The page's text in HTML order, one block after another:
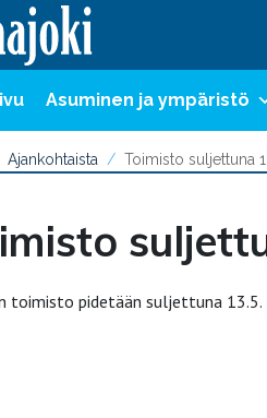
Asuminen ja ympäristö
Ajankohtaista Toimisto suljettuna
toimisto pidetään suljettuna 13.5.